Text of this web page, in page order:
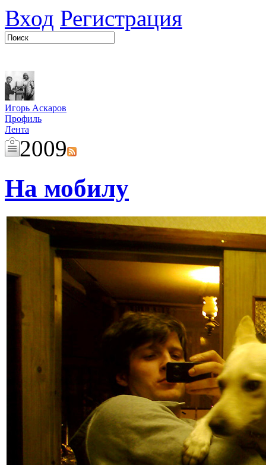
Вход Регистрация
Игорь Аскаров
Профиль
Лента
2009
На мобилу